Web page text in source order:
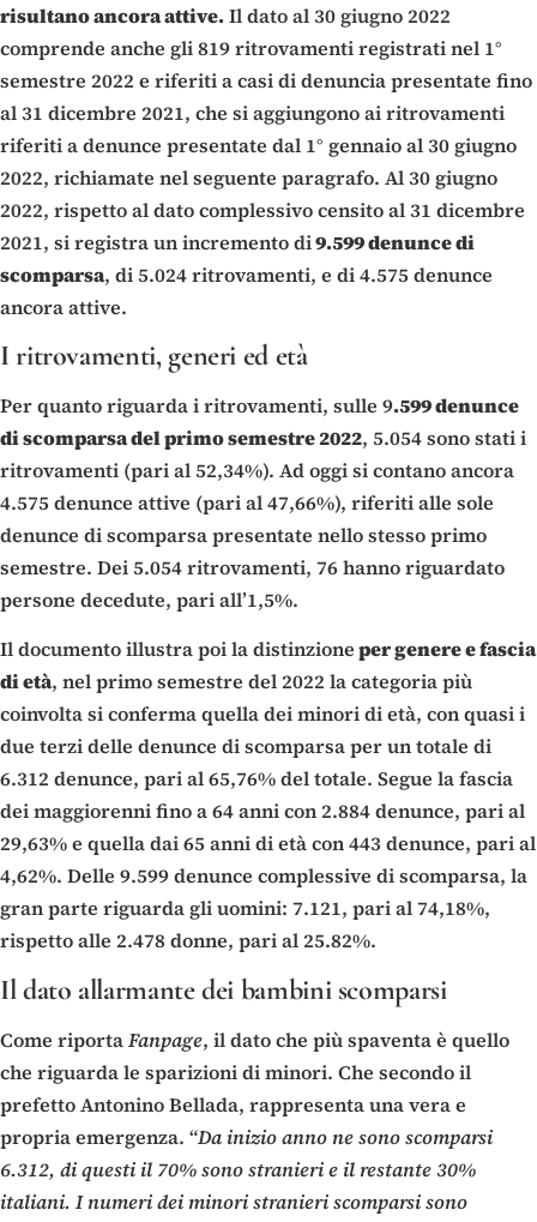
risultano ancora attive.Il dato al 30 giugno 2022
comprende anche gli 819 ritrovamenti registrati nel 1°
semestre 2022 e riferiti a casi di denuncia presentate fino
al 31 dicembre 2021, che si aggiungono ai ritrovamenti
riferiti a denunce presentate dal 1° gennaio al 30 giugno
2022, richiamate nel seguente paragrafo. Al 30 giugno
2022, rispetto al dato complessivo censito al 31 dicembre
2021, si registra un incremento di9.599 denunce di
scomparsa, di 5.024 ritrovamenti, e di 4.575 denunce
ancora attive.
I ritrovamenti, generi ed età
Per quanto riguarda i ritrovamenti, sulle 9.599 denunce
di scomparsa del primo semestre 2022, 5.054 sono stati i
ritrovamenti (pari al 52,34%). Ad oggi si contano ancora
4.575 denunce attive (pari al 47,66%), riferiti alle sole
denunce di scomparsa presentate nello stesso primo
semestre. Dei 5.054 ritrovamenti, 76 hanno riguardato
persone decedute, pari all’1,5%.
Il documento illustra poi la distinzioneper genere e fascia
di età, nel primo semestre del 2022 la categoria più
coinvolta si conferma quella dei minori di età, con quasi i
due terzi delle denunce di scomparsa per un totale di
6.312 denunce, pari al 65,76% del totale. Segue la fascia
dei maggiorenni fino a 64 anni con 2.884 denunce, pari al
29,63% e quella dai 65 anni di età con 443 denunce, pari al
4,62%. Delle 9.599 denunce complessive di scomparsa, la
gran parte riguarda gli uomini: 7.121, pari al 74,18%,
rispetto alle 2.478 donne, pari al 25.82%.
Il dato allarmante dei bambini scomparsi
Come riportaFanpage, il dato che più spaventa è quello
che riguarda le sparizioni di minori. Che secondo il
prefetto Antonino Bellada, rappresenta una vera e
propria emergenza. “Da inizio anno ne sono scomparsi
6.312, di questi il 70% sono stranieri e il restante 30%
italiani. I numeri dei minori stranieri scomparsi sono